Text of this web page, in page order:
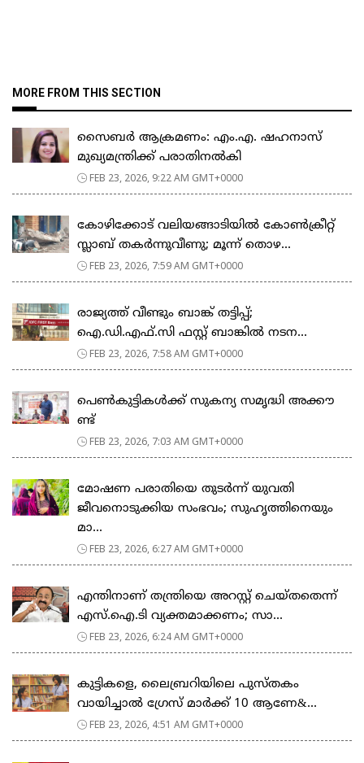
MORE FROM THIS SECTION
സൈബർ ആക്രമണം: എം.എ. ഷഹനാസ്
മുഖ്യമന്ത്രിക്ക് പരാതിനൽകി
FEB 23, 2026, 9:22 AM GMT+0000
കോഴിക്കോട് വലിയങ്ങാടിയിൽ കോൺക്രീറ്റ്
സ്ലാബ് തകർന്നുവീണു; മൂന്ന് തൊഴ...
FEB 23, 2026, 7:59 AM GMT+0000
രാജ്യത്ത് വീണ്ടും ബാങ്ക് തട്ടിപ്പ്;
ഐ.ഡി.എഫ്.സി ഫസ്റ്റ് ബാങ്കിൽ നടന...
FEB 23, 2026, 7:58 AM GMT+0000
പെ​ൺ​കു​ട്ടി​ക​ൾ​ക്ക് സു​ക​ന്യ സ​മൃ​ദ്ധി അ​ക്കൗ​
ണ്ട്
FEB 23, 2026, 7:03 AM GMT+0000
മോഷണ പരാതിയെ തുടര്‍ന്ന് യുവതി
ജീവനൊടുക്കിയ സംഭവം; സുഹൃത്തിനെയും
മാ...
FEB 23, 2026, 6:27 AM GMT+0000
എന്തിനാണ് തന്ത്രിയെ അറസ്റ്റ് ചെയ്തതെന്ന്
എസ്.ഐ.ടി വ്യക്തമാക്കണം; സാ...
FEB 23, 2026, 6:24 AM GMT+0000
കുട്ടികളെ, ലൈബ്രറിയിലെ പുസ്തകം
വായിച്ചാല്‍ ഗ്രേസ് മാര്‍ക്ക് 10 ആണേ&...
FEB 23, 2026, 4:51 AM GMT+0000